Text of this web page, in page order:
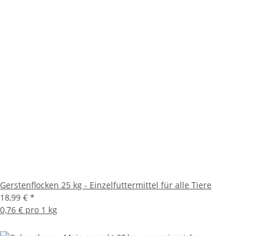
Gerstenflocken 25 kg - Einzelfuttermittel für alle Tiere
18,99 € *
0,76 € pro 1 kg